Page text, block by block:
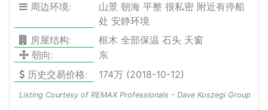
周边环境:
山景 朝海 平整 很私密 附近有停船
处 安静环境
房屋结构:
框木 全部保温 石头 天窗
朝向:
东
历史交易价格:
174万 (2018-10-12)
Listing Courtesy of REMAX Professionals - Dave Koszegi Group